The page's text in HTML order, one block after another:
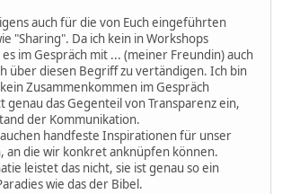
auch für die von Euch eingeführten
"Sharing". Da ich kein in Workshops
im Gespräch mit ... (meiner Freundin) auch
über diesen Begriff zu vertändigen. Ich bin
Zusammenkommen im Gespräch
genau das Gegenteil von Transparenz ein,
der Kommunikation.
handfeste Inspirationen für unser
an die wir konkret anknüpfen können.
leistet das nicht, sie ist genau so ein
wie das der Bibel.